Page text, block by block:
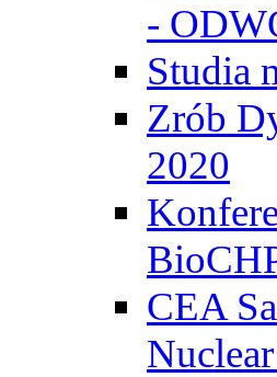
-
Studia
Zrób
2020
CEA